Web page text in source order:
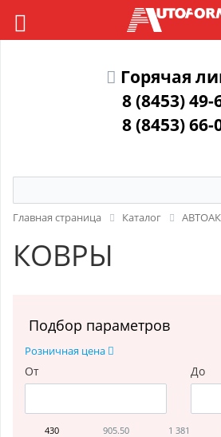
Горячая
8 (8453) 49-
8 (8453) 66-
Главная страница Каталог
КОВРЫ
Подбор параметров
Розничная цена
От До
430 905.50 1 381